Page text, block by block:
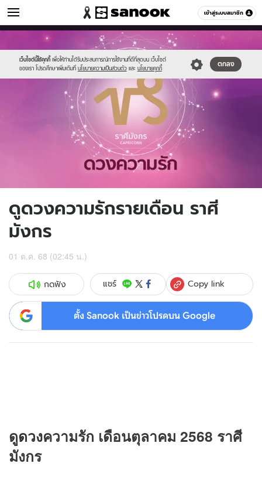
เข้าสู่ระบบสมาชิก
ดูดวง หมวดอื่นๆ
เว็บไซต์นี้ใช้คุกกี้ เพื่อให้ท่านได้รับประสบการณ์การใช้งานที่ดีที่สุดบน เว็บไซต์
ของเรา โปรดศึกษาเพิ่มเติมที่ นโยบายความเป็นส่วนตัว และ นโยบายคุกกี้
ตกลง
//s.isanook.com/sr/0/images/logo-
new-
sanook.png
//s.isanook.com/ho/0/ud/fxd/love/capricorn.png
ดูดวงความรักรายเดือน ราศี
มังกร
01 ต.ค. 68 (02:45 น.)
กดฟัง แชร์ Copy link
ตั้ง Sanook เป็นข่าวโปรดบน Google
ดูดวงความรัก เดือนตุลาคม 2568 ราศี
มังกร